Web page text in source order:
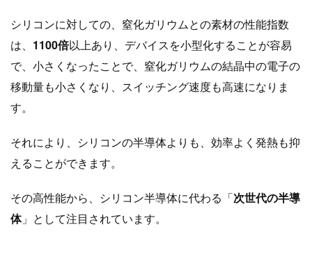
シリコンに対しての、窒化ガリウムとの素材の性能指数
は、 1100倍以上あり、デバイスを小型化することが容易
で、小さくなったことで、窒化ガリウムの結晶中の電子の
移動量も小さくなり、スイッチング速度も高速になりま
す。
それにより、シリコンの半導体よりも、効率よく発熱も抑
えることができます。
その高性能から、シリコン半導体に代わる「次世代の半導
体」として注目されています。